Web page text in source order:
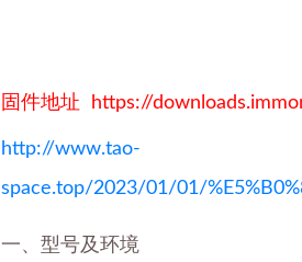
固件地址 https://
http://www.tao-
space.top/2023/01/01/
一、型号及环境